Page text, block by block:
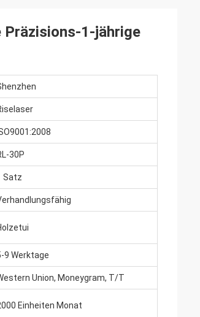
1-jährige
30P
Satz
9 Werktage
Union, Moneygram, T/T
Einheiten Monat